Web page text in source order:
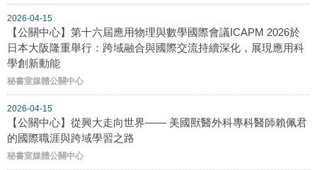
2026-04-15
【公關中心】第十六屆應用物理與數學國際會議ICAPM 2026於
日本大阪隆重舉行：跨域融合與國際交流持續深化，展現應用科
學創新動能
秘書室媒體公關中心
2026-04-15
【公關中心】從興大走向世界—— 美國獸醫外科專科醫師賴佩君
的國際職涯與跨域學習之路
秘書室媒體公關中心